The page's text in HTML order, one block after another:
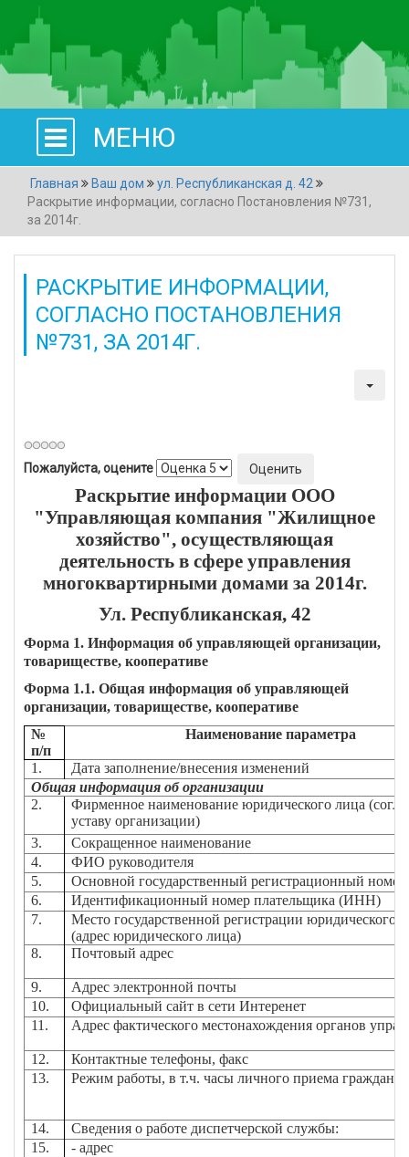
МЕНЮ
Главная Ваш дом
ул. Республиканская д. 42
Раскрытие информации, согласно Постановления №731,
за 2014г.
РАСКРЫТИЕ ИНФОРМАЦИИ,
СОГЛАСНО ПОСТАНОВЛЕНИЯ
№731, ЗА 2014Г.
Пожалуйста, оцените
Раскрытие информации ООО
"Управляющая компания "Жилищное
хозяйство", осуществляющая
деятельность в сфере управления
многоквартирными домами за 2014г.
Ул. Республиканская, 42
Форма 1. Информация об управляющей организации,
товариществе, кооперативе
Форма 1.1. Общая информация об управляющей
организации, товариществе, кооперативе
№
п/п
Наименование параметра
1.
Дата заполнение/внесения изменений
Общая информация об организации
2.
Фирменное наименование юридического лица
уставу организации)
3.
Сокращенное наименование
4.
ФИО руководителя
5.
Основной государственный регистрационный
6.
Идентификационный номер плательщика (ИНН)
7.
Место государственной регистрации юридического
(адрес юридического лица)
8.
Почтовый адрес
9.
Адрес электронной почты
10.
Официальный сайт в сети Интеренет
11.
Адрес фактического местонахождения органов
12.
Контактные телефоны, факс
13.
Режим работы, в т.ч. часы личного приема граждан
14.
Сведения о работе диспетчерской службы:
15.
- адрес